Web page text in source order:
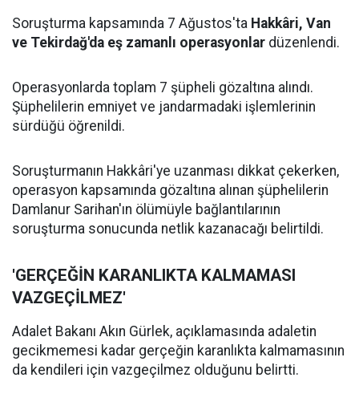
Soruşturma kapsamında 7 Ağustos'ta Hakkâri, Van
ve Tekirdağ'da eş zamanlı operasyonlar düzenlendi.
Operasyonlarda toplam 7 şüpheli gözaltına alındı.
Şüphelilerin emniyet ve jandarmadaki işlemlerinin
sürdüğü öğrenildi.
Soruşturmanın Hakkâri'ye uzanması dikkat çekerken,
operasyon kapsamında gözaltına alınan şüphelilerin
Damlanur Sarihan'ın ölümüyle bağlantılarının
soruşturma sonucunda netlik kazanacağı belirtildi.
'GERÇEĞİN KARANLIKTA KALMAMASI
VAZGEÇİLMEZ'
Adalet Bakanı Akın Gürlek, açıklamasında adaletin
gecikmemesi kadar gerçeğin karanlıkta kalmamasının
da kendileri için vazgeçilmez olduğunu belirtti.